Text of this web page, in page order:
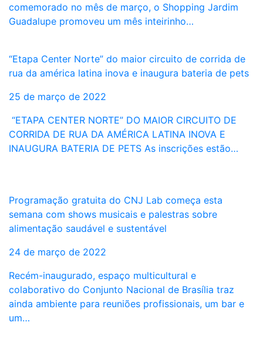
comemorado no mês de março, o Shopping Jardim
Guadalupe promoveu um mês inteirinho…
“Etapa Center Norte” do maior circuito de corrida de
rua da américa latina inova e inaugura bateria de pets
25 de março de 2022
“ETAPA CENTER NORTE” DO MAIOR CIRCUITO DE
CORRIDA DE RUA DA AMÉRICA LATINA INOVA E
INAUGURA BATERIA DE PETS As inscrições estão…
Programação gratuita do CNJ Lab começa esta
semana com shows musicais e palestras sobre
alimentação saudável e sustentável
24 de março de 2022
Recém-inaugurado, espaço multicultural e
colaborativo do Conjunto Nacional de Brasília traz
ainda ambiente para reuniões profissionais, um bar e
um…